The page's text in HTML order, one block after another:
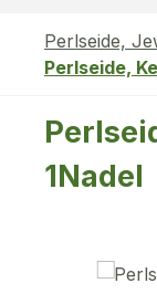
Perlseide,
Perlseide,
1Nadel